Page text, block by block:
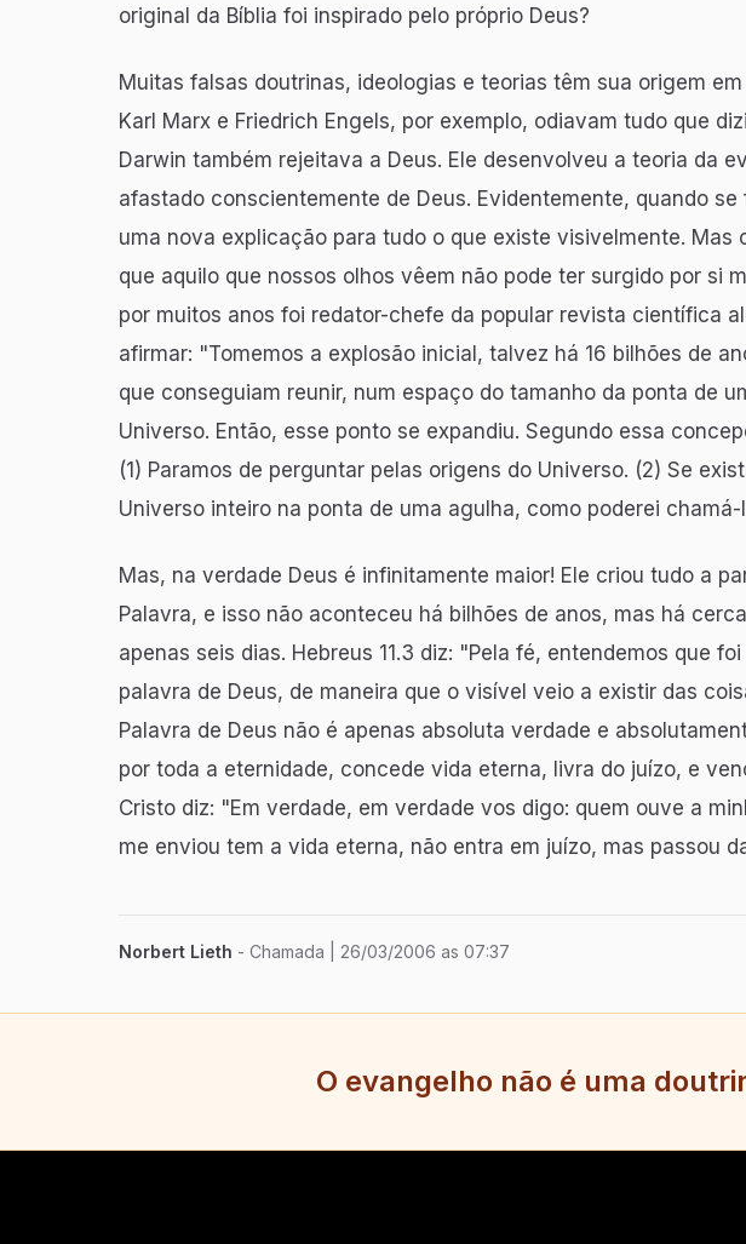
original da Bíblia foi inspirado pelo próprio Deus?
Muitas falsas doutrinas, ideologias e teorias têm sua origem
Karl Marx e Friedrich Engels, por exemplo, odiavam tudo que
Darwin também rejeitava a Deus. Ele desenvolveu a teoria da
afastado conscientemente de Deus. Evidentemente, quando
uma nova explicação para tudo o que existe visivelmente. Mas
que aquilo que nossos olhos vêem não pode ter surgido por si
por muitos anos foi redator-chefe da popular revista científica
afirmar: "Tomemos a explosão inicial, talvez há 16 bilhões de
que conseguiam reunir, num espaço do tamanho da ponta de
Universo. Então, esse ponto se expandiu. Segundo essa
(1) Paramos de perguntar pelas origens do Universo. (2) Se
Universo inteiro na ponta de uma agulha, como poderei
Mas, na verdade Deus é infinitamente maior! Ele criou tudo a
Palavra, e isso não aconteceu há bilhões de anos, mas há
apenas seis dias. Hebreus 11.3 diz: "Pela fé, entendemos que
palavra de Deus, de maneira que o visível veio a existir das
Palavra de Deus não é apenas absoluta verdade e
por toda a eternidade, concede vida eterna, livra do juízo, e
Cristo diz: "Em verdade, em verdade vos digo: quem ouve a
me enviou tem a vida eterna, não entra em juízo, mas passou
Norbert Lieth - Chamada | 26/03/2006 as 07:37
O evangelho não é uma